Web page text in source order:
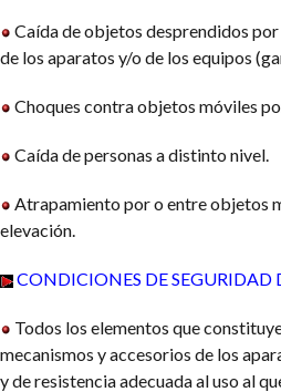
Caída de objetos desprendidos
de los aparatos y/o de los equipos
Choques contra objetos móviles
Caída de personas a distinto nivel.
Atrapamiento por o entre objetos
elevación.
CONDICIONES DE SEGURIDAD
Todos los elementos que
mecanismos y accesorios de los
y de resistencia adecuada al uso al